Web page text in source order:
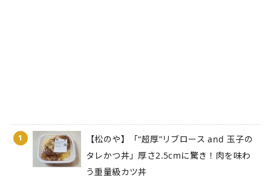
1
【松のや】「“超厚”リブロース and 玉子の
タレかつ丼」厚さ2.5cmに驚き！肉を味わ
う重量級カツ丼